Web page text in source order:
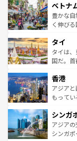
参照して
容にもい
照してほ
き、地方
できる
まで、
リティ
覧を参
ベトナ
豊かな
く伸び
急速な
ーチミ
醸し出
とつ。フ
ひ現地
が旅行
参照して
タイ
タイは
国だ。
の活気が
帯で自
いビー
激する
が待っ
た文化
香港
アジア
もって
み、どこ
ており
うな絶
シンガ
アジア
シンガ